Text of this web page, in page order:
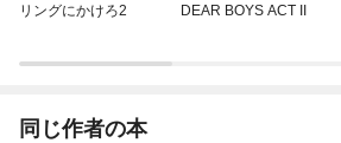
リングにかけろ2 DEAR BOYS ACT II
同じ作者の本